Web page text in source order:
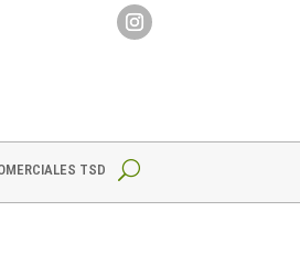
TSD